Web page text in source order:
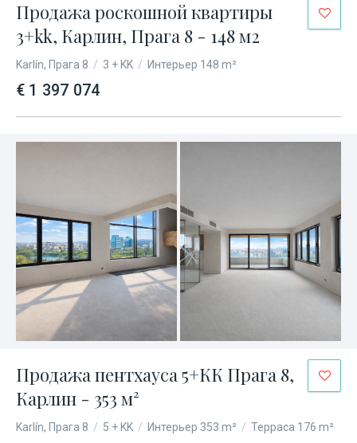
Продажа роскошной квартиры
3+kk, Карлин, Прага 8 - 148 м2
Karlín, Прага 8 / 3 + KK / Интерьер 148 m²
€ 1 397 074
Продажа пентхауса 5+КК Прага 8,
Карлин - 353 м²
Karlín, Прага 8 / 5 + KK / Интерьер 353 m² / Терраса 176 m²